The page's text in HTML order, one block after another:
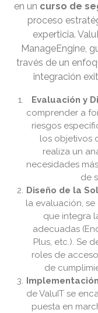
en un curso de
proceso
experticia.
ManageEngine,
través de un
integración
Evaluación y
comprender a
riesgos
los objetivos
realiza un
necesidades
de
Diseño de la
la evaluación,
que integra
adecuadas
Plus, etc.). Se
roles de
de
de ValuIT se
puesta en